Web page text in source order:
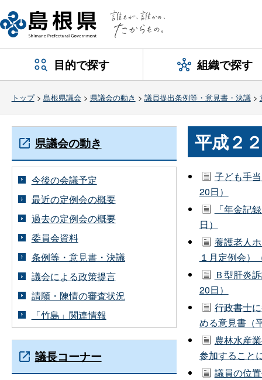
目的で探す 組織で探す
トップ> 島根県議会 > 県議会の動き > 議員提出条例等・意見書・決議 >
平成２
子ども手
20日）
「年金記
日）
養護老人
１月定例会）
Ｂ型肝炎
20日）
行政書士
める意見書（
農林水産
参加すること
議員の位
県議会の動き
今後の会議予定
最近の定例会の概要
過去の定例会の概要
委員会資料
条例等・意見書・決議
議会による政策提言
請願・陳情の審査状況
「竹島」関連情報
議長コーナー